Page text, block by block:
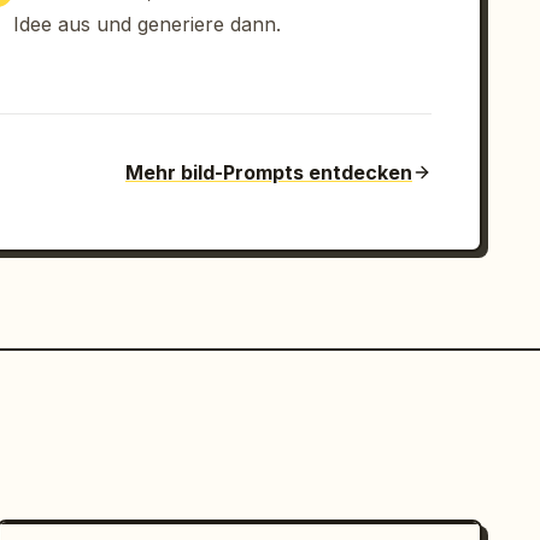
Idee aus und generiere dann.
Mehr bild-Prompts entdecken